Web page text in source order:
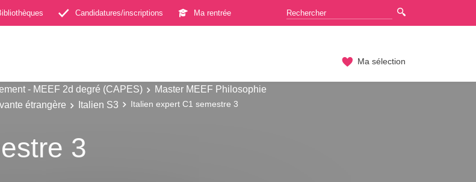
Candidatures/inscriptions Ma rentrée
Ma sélection
- MEEF 2d degré (CAPES)
Master MEEF Philosophie
étrangère Italien S3 Italien expert C1 semestre 3
3